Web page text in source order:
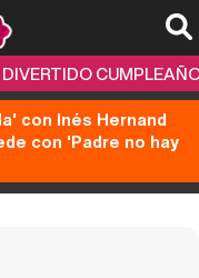
DIVERTIDO
con Inés Hernand
con 'Padre no hay